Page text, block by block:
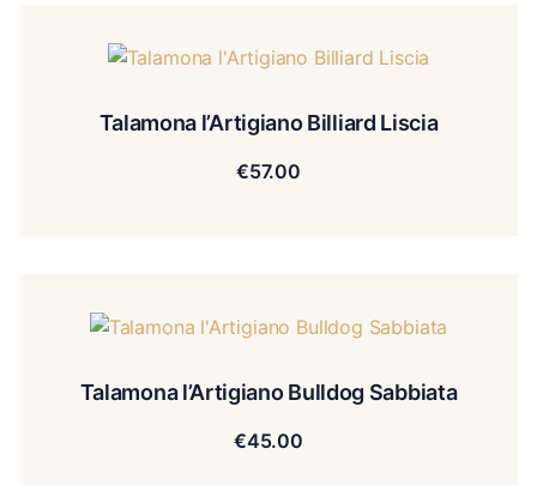
Talamona l’Artigiano Billiard Liscia
€57.00
Talamona l’Artigiano Bulldog Sabbiata
€45.00